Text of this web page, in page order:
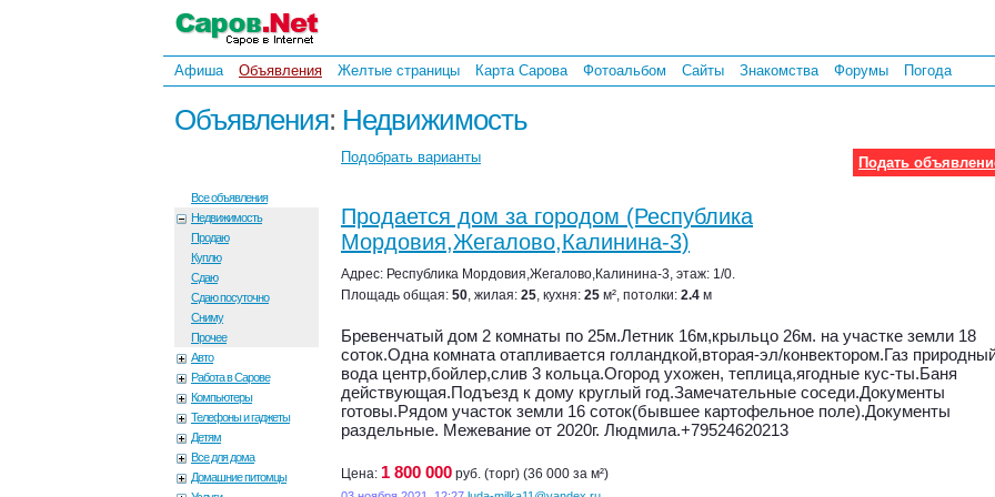
Афиша Объявления Желтые страницы Карта Сарова Фотоальбом Сайты Знакомства Форумы Погода
Объявления: Недвижимость
Все объявления
Недвижимость
Продаю
Куплю
Сдаю
Сдаю посуточно
Сниму
Прочее
Авто
Работа в Сарове
Компьютеры
Телефоны и гаджеты
Детям
Все для дома
Домашние питомцы
Подать
Подобрать варианты
Продается дом за городом (Республика
Мордовия,Жегалово,Калинина-3)
Адрес: Республика Мордовия,Жегалово,Калинина-3, этаж: 1/0.
Площадь общая: 50, жилая: 25, кухня: 25 м², потолки: 2.4 м
Бревенчатый дом 2 комнаты по 25м.Летник 16м,крыльцо 26м. на участке земли 18
соток.Одна комната отапливается голландкой,вторая-эл/конвектором.Газ
вода центр,бойлер,слив 3 кольца.Огород ухожен, теплица,ягодные кус-ты.Баня
действующая.Подъезд к дому круглый год.Замечательные соседи.Документы
готовы.Рядом участок земли 16 соток(бывшее картофельное поле).Документы
раздельные. Межевание от 2020г. Людмила.+79524620213
Цена: 1 800 000 руб. (торг) (36 000 за м²)